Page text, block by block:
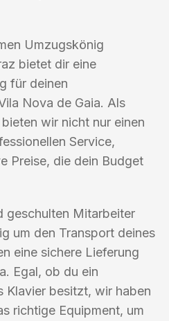
Umzugskönig
bietet dir eine
für deinen
Nova de Gaia. Als
wir nicht nur einen
Service,
Preise, die dein Budget
geschulten Mitarbeiter
um den Transport deines
eine sichere Lieferung
Egal, ob du ein
Klavier besitzt, wir haben
richtige Equipment, um